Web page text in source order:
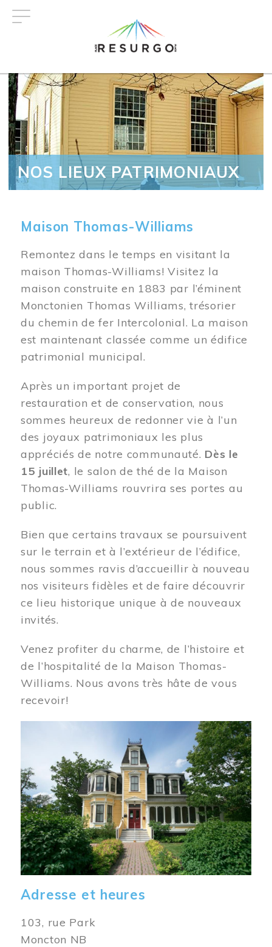
NOS LIEUX PATRIMONIAUX
Maison Thomas-Williams
Remontez dans le temps en visitant la
maison Thomas-Williams! Visitez la
maison construite en 1883 par l’éminent
Monctonien Thomas Williams, trésorier
du chemin de fer Intercolonial. La maison
est maintenant classée comme un édifice
patrimonial municipal.
Après un important projet de
restauration et de conservation, nous
sommes heureux de redonner vie à l’un
des joyaux patrimoniaux les plus
appréciés de notre communauté. Dès le
15 juillet, le salon de thé de la Maison
Thomas-Williams rouvrira ses portes au
public.
Bien que certains travaux se poursuivent
sur le terrain et à l’extérieur de l’édifice,
nous sommes ravis d’accueillir à nouveau
nos visiteurs fidèles et de faire découvrir
ce lieu historique unique à de nouveaux
invités.
Venez profiter du charme, de l’histoire et
de l’hospitalité de la Maison Thomas-
Williams. Nous avons très hâte de vous
recevoir!
Adresse et heures
103, rue Park
Moncton NB